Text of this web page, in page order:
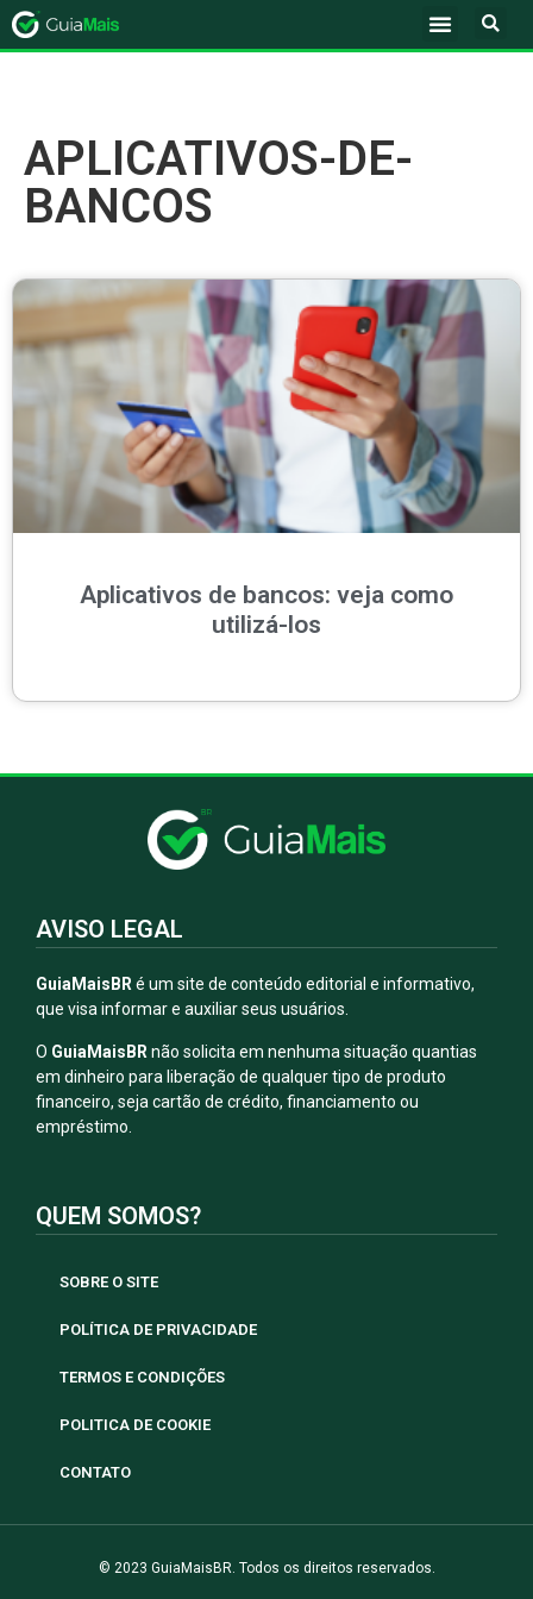
APLICATIVOS-DE-
BANCOS
Aplicativos de bancos: veja como
utilizá-los
AVISO LEGAL
GuiaMaisBR é um site de conteúdo editorial e informativo,
que visa informar e auxiliar seus usuários.
O GuiaMaisBR não solicita em nenhuma situação quantias
em dinheiro para liberação de qualquer tipo de produto
financeiro, seja cartão de crédito, financiamento ou
empréstimo.
QUEM SOMOS?
SOBRE O SITE
POLÍTICA DE PRIVACIDADE
TERMOS E CONDIÇÕES
POLITICA DE COOKIE
CONTATO
© 2023 GuiaMaisBR. Todos os direitos reservados.